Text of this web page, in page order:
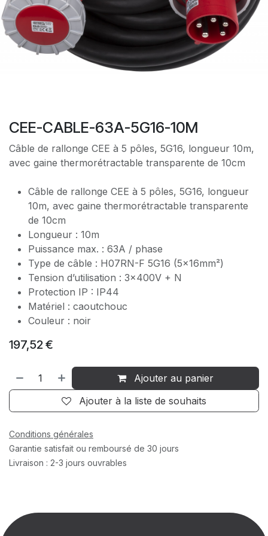
CEE-CABLE-63A-5G16-10M
Câble de rallonge CEE à 5 pôles, 5G16, longueur 10m,
avec gaine thermorétractable transparente de 10cm
Câble de rallonge CEE à 5 pôles, 5G16, longueur
10m, avec gaine thermorétractable transparente
de 10cm
Longueur : 10m
Puissance max. : 63A / phase
Type de câble : H07RN-F 5G16 (5x16mm²)
Tension d’utilisation : 3x400V + N
Protection IP : IP44
Matériel : caoutchouc
Couleur : noir
197,52€
Ajouter au panier
Ajouter à la liste de souhaits
Conditions générales
Garantie satisfait ou remboursé de 30 jours
Livraison : 2-3 jours ouvrables